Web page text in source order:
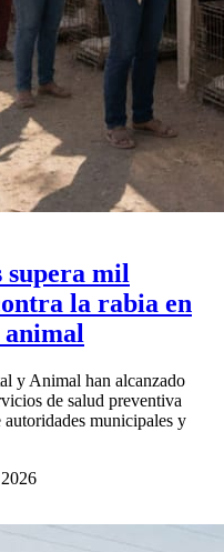
supera mil
la rabia en
animal
y Animal han alcanzado
de salud preventiva
municipales y